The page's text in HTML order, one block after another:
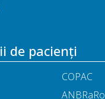
de pacienți
COPAC
ANBRaRo